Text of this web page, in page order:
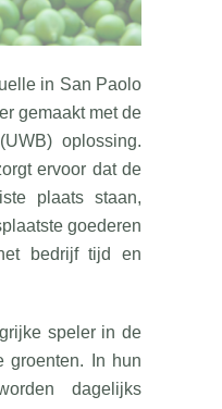
in San Paolo
gemaakt met de
oplossing.
ervoor dat de
plaats staan,
goederen
bedrijf tijd en
speler in de
groenten. In hun
dagelijks